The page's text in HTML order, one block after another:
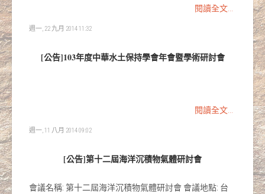
閱讀全文...
週一, 22 九月 2014 11:32
[公告]103年度中華水土保持學會年會暨學術研討會
閱讀全文...
週一, 11 八月 2014 09:02
[公告]第十二屆海洋沉積物氣體研討會
會議名稱: 第十二屆海洋沉積物氣體研討會 會議地點: 台